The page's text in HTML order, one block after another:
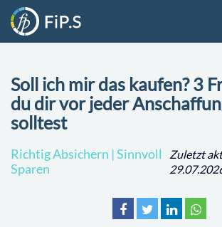
Soll ich mir das kaufen? 3
du dir vor jeder
solltest
Richtig Absichern | Sinnvoll
Sparen
Zuletzt